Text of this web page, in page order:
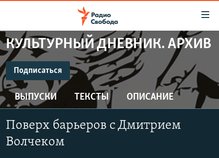
упрощенного
доступа
Вернуться
к
основному
содержанию
Вернутся
главной
ПРОГРАММЫ
ПОДКАСТЫ
АВТОРСКИЕ ПРОЕКТЫ
ЦИТАТЫ СВОБОДЫ
МНЕНИЯ
КУЛЬТУРА
КУЛЬТУРНЫЙ ДНЕВНИК. АРХИВ
Подписаться
ПОДПИСАТЬСЯ
ВЫПУСКИ ТЕКСТЫ ОПИСАНИЕ
Поверх барьеров с Дмитрием
Волчеком